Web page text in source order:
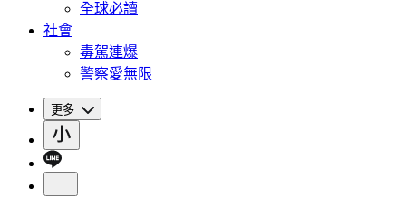
全球必讀
社會
毒駕連爆
警察愛無限
更多